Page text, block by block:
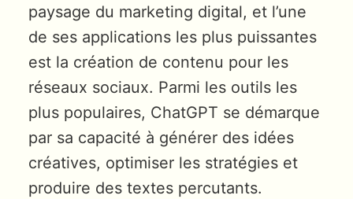
paysage du marketing digital, et l’une
de ses applications les plus puissantes
est la création de contenu pour les
réseaux sociaux. Parmi les outils les
plus populaires, ChatGPT se démarque
par sa capacité à générer des idées
créatives, optimiser les stratégies et
produire des textes percutants.